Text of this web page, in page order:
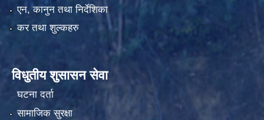
एन, कानुन तथा निर्देशिका
कर तथा शुल्कहरु
विधुतीय शुसासन सेवा
घटना दर्ता
सामाजिक सुरक्षा